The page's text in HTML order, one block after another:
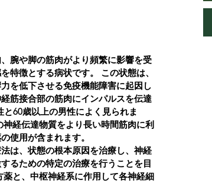
腕や脚の筋肉がより頻繁に影響を受
特徴とする病状です。
この状態は、
を低下させる免疫機能障害に起因し
筋接合部の筋肉にインパルスを伝達
60歳以上の男性によく見られま
経伝達物質をより長い時間筋肉に利
使用が含まれます。
は、状態の根本原因を治療し、神経
るための特定の治療を行うことを目
と、中枢神経系に作用して各神経細